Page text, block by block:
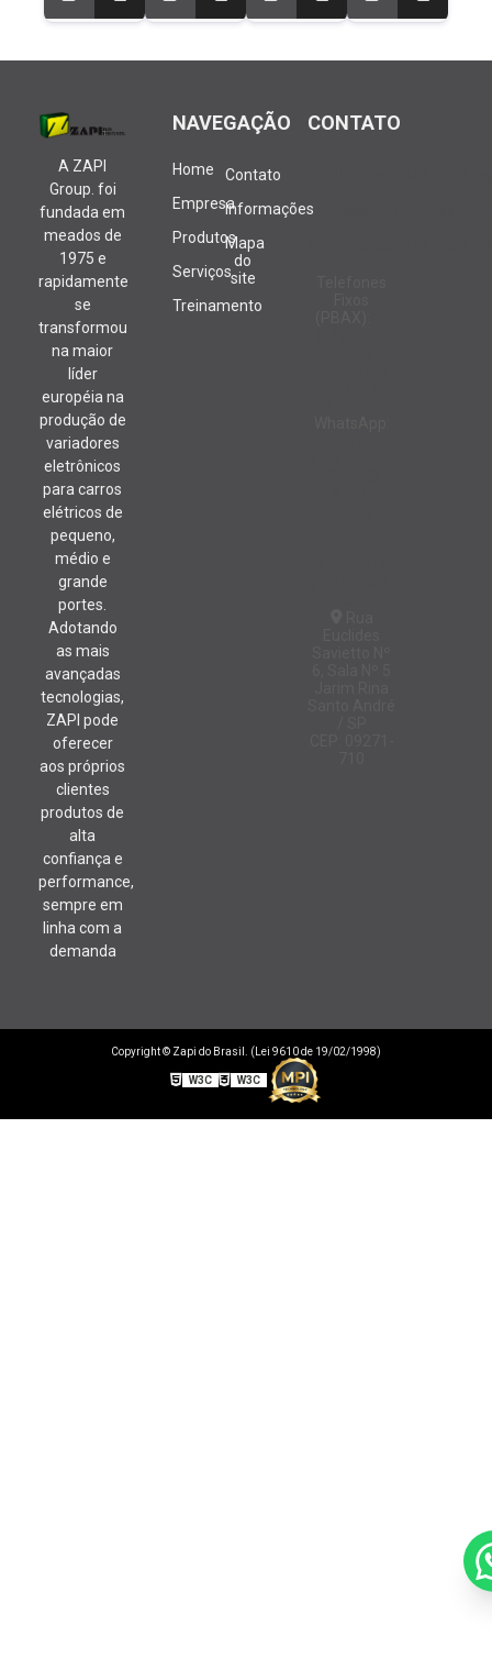
A ZAPI
Group. foi
fundada em
meados de
1975 e
rapidamente
se
transformou
na maior
líder
européia na
produção de
variadores
eletrônicos
para carros
elétricos de
pequeno,
médio e
grande
portes.
Adotando
as mais
avançadas
tecnologias,
ZAPI pode
oferecer
aos próprios
clientes
produtos de
alta
confiança e
performance,
sempre em
linha com a
demanda
NAVEGAÇÃO
Home
Empresa
Produtos
Serviços
Treinamento
Contato
Informações
Mapa
do
site
CONTATO
Copyright © Zapi do Brasil. (Lei 9610 de 19/02/1998)
W3C W3C